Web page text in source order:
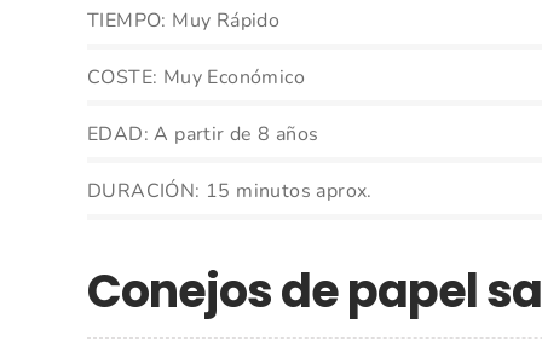
TIEMPO: Muy Rápido
COSTE: Muy Económico
EDAD: A partir de 8 años
DURACIÓN: 15 minutos aprox.
Conejos de papel